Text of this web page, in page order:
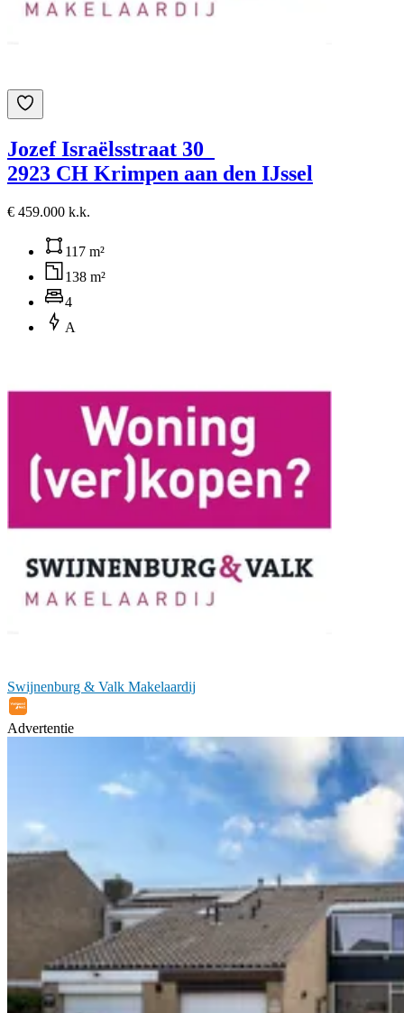
Jozef Israëlsstraat 30
2923 CH Krimpen aan den IJssel
€ 459.000 k.k.
117 m²
138 m²
4
A
Swijnenburg & Valk Makelaardij
Advertentie